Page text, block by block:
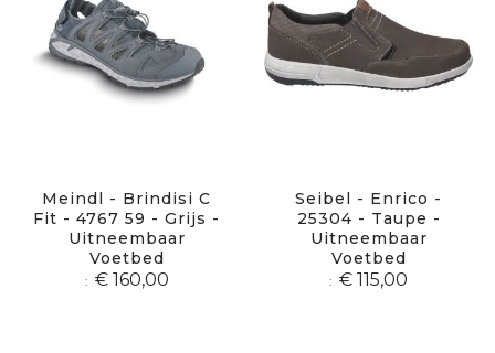
Meindl - Brindisi C
Fit - 4767 59 - Grijs -
Uitneembaar
Voetbed
€ 160,00
Seibel - Enrico -
25304 - Taupe -
Uitneembaar
Voetbed
€ 115,00